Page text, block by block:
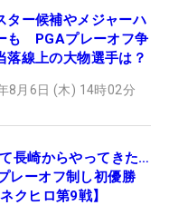
ター候補やメジャーハ
も PGAプレーオフ争
落線上の大物選手は？
8月6日 (木) 14時02分
長崎からやってきた…
レーオフ制し初優勝
クヒロ第9戦】